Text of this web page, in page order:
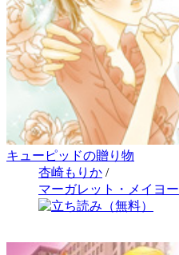
キューピッドの贈り物
杏崎もりか /
マーガレット・メイヨー